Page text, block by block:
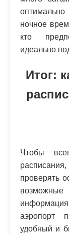
ночное
кто
идеально
Итог:
Чтобы
проверять
аэропорт
удобный и